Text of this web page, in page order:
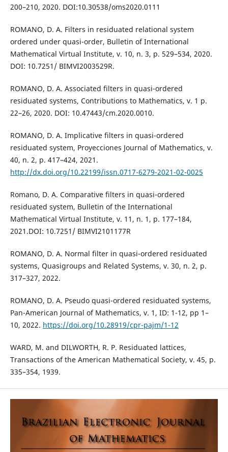
200–210, 2020. DOI:10.30538/oms2020.0111
ROMANO, D. A. Filters in residuated relational system
ordered under quasi-order, Bulletin of International
Mathematical Virtual Institute, v. 10, n. 3, p. 529–534, 2020.
DOI: 10.7251/ BIMVI2003529R.
ROMANO, D. A. Associated filters in quasi-ordered
residuated systems, Contributions to Mathematics, v. 1 p.
22–26, 2020. DOI: 10.47443/cm.2020.0010.
ROMANO, D. A. Implicative filters in quasi-ordered
residuated system, Proyecciones Journal of Mathematics, v.
40, n. 2, p. 417–424, 2021.
http://dx.doi.org/10.22199/issn.0717-6279-2021-02-0025
Romano, D. A. Comparative filters in quasi-ordered
residuated system, Bulletin of the International
Mathematical Virtual Institute, v. 11, n. 1, p. 177–184,
2021.DOI: 10.7251/ BIMVI2101177R
ROMANO, D. A. Normal filter in quasi-ordered residuated
systems, Quasigroups and Related Systems, v. 30, n. 2, p.
317–327, 2022.
ROMANO, D. A. Pseudo quasi-ordered residuated systems,
Pan-American Journal of Mathematics, v. 1, ID: 1-12, pp 1–
10, 2022. https://doi.org/10.28919/cpr-pajm/1-12
WARD, M. and DILWORTH, R. P. Residuated lattices,
Transactions of the American Mathematical Society, v. 45, p.
335–354, 1939.